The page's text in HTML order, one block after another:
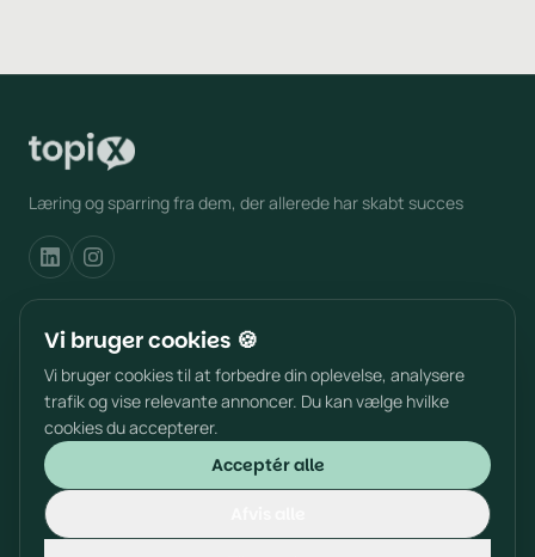
Vi bruger cookies 🍪
Vi bruger cookies til at forbedre din oplevelse, analysere
trafik og vise relevante annoncer. Du kan vælge hvilke
cookies du accepterer.
Acceptér alle
Læring og sparring fra dem, der allerede har skabt succes
Platform
Community
Academy
Bliv medlem
Ressourcer
Blog & Ordbog